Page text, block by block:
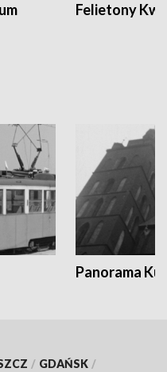
Felietony
Panorama
/ GDAŃSK /